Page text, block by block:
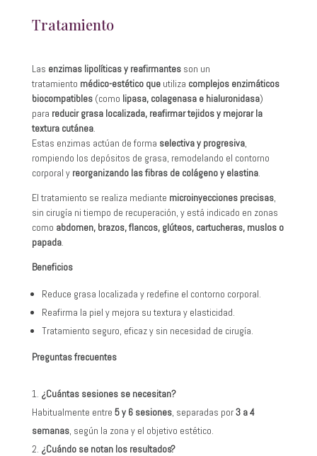
Tratamiento
Las enzimas lipolíticas y reafirmantesson un
tratamiento médico-estético que utiliza complejos enzimáticos
biocompatibles(como lipasa, colagenasa e hialuronidasa)
para reducir grasa localizada, reafirmar tejidos y mejorar la
textura cutánea.
Estas enzimas actúan de forma selectiva y progresiva,
rompiendo los depósitos de grasa, remodelando el contorno
corporal y reorganizando las fibras de colágeno y elastina.
El tratamiento se realiza mediante microinyecciones precisas,
sin cirugía ni tiempo de recuperación, y está indicado en zonas
como abdomen, brazos, flancos, glúteos, cartucheras, muslos o
papada.
Beneficios
Reduce grasa localizada y redefine el contorno corporal.
Reafirma la piel y mejora su textura y elasticidad.
Tratamiento seguro, eficaz y sin necesidad de cirugía.
Preguntas frecuentes
¿Cuántas sesiones se necesitan?
Habitualmente entre 5 y 6 sesiones, separadas por3 a 4
semanas, según la zona y el objetivo estético.
¿Cuándo se notan los resultados?